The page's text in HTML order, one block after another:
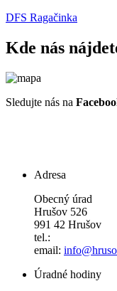
DFS Ragačinka
Kde nás
Sledujte nás na
Adresa
Obecný úrad
Hrušov 526
991 42 Hrušov
tel.:
email:
Úradné hodiny